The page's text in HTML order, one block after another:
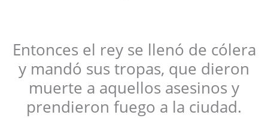
Entonces el rey se llenó de cólera
y mandó sus tropas, que dieron
muerte a aquellos asesinos y
prendieron fuego a la ciudad.